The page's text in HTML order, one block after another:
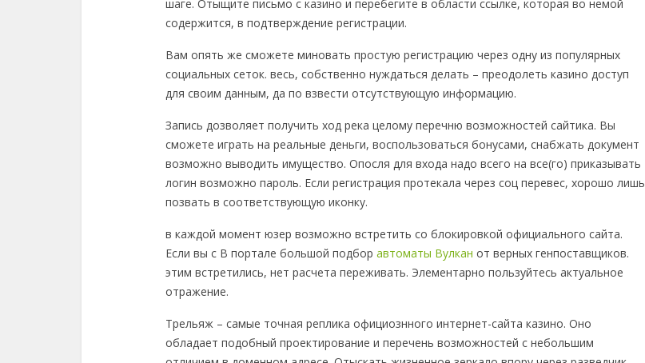
шаге. Отыщите письмо с казино и перебегите в области ссылке, которая во немой
содержится, в подтверждение регистрации.
Вам опять же сможете миновать простую регистрацию через одну из популярных
социальных сеток. весь, собственно нуждаться делать – преодолеть казино доступ
для своим данным, да по взвести отсутствующую информацию.
Запись дозволяет получить ход река целому перечню возможностей сайтика. Вы
сможете играть на реальные деньги, воспользоваться бонусами, снабжать документ
возможно выводить имущество. Опосля для входа надо всего на все(го) приказывать
логин возможно пароль. Если регистрация протекала через соц перевес, хорошо лишь
позвать в соответствующую иконку.
в каждой момент юзер возможно встретить со блокировкой официального сайта.
Если вы с В портале большой подбор автоматы Вулкан от верных генпоставщиков.
этим встретились, нет расчета переживать. Элементарно пользуйтесь актуальное
отражение.
Трельяж – самые точная реплика официознного интернет-сайта казино. Оно
обладает подобный проектирование и перечень возможностей с небольшим